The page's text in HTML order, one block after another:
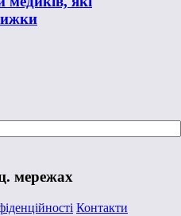
мережах
Контакти